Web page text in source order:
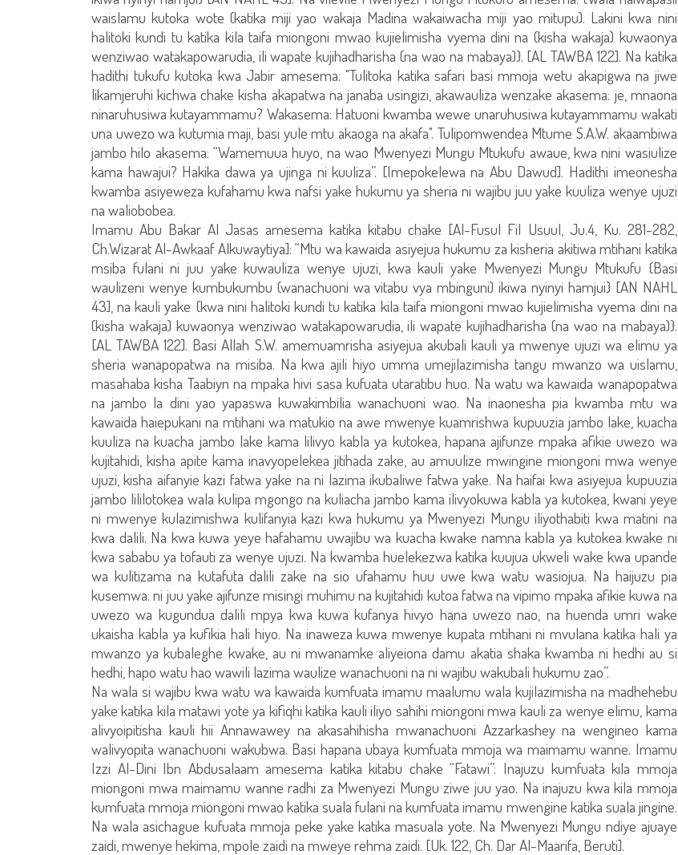
waislamu kutoka wote (katika miji yao wakaja Madina wakaiwacha miji yao mitupu). Lakini kwa nini
halitoki kundi tu katika kila taifa miongoni mwao kujielimisha vyema dini na (kisha wakaja) kuwaonya
wenziwao watakapowarudia, ili wapate kujihadharisha (na wao na mabaya)}. [AL TAWBA 122]. Na katika
hadithi tukufu kutoka kwa Jabir amesema: "Tulitoka katika safari basi mmoja wetu akapigwa na jiwe
likamjeruhi kichwa chake kisha akapatwa na janaba usingizi, akawauliza wenzake akasema: je, mnaona
ninaruhusiwa kutayammamu? Wakasema: Hatuoni kwamba wewe unaruhusiwa kutayammamu wakati
una uwezo wa kutumia maji, basi yule mtu akaoga na akafa". Tulipomwendea Mtume S.A.W. akaambiwa
jambo hilo akasema: “Wamemuua huyo, na wao Mwenyezi Mungu Mtukufu awaue, kwa nini wasiulize
kama hawajui? Hakika dawa ya ujinga ni kuuliza”. [Imepokelewa na Abu Dawud]. Hadithi imeonesha
kwamba asiyeweza kufahamu kwa nafsi yake hukumu ya sheria ni wajibu juu yake kuuliza wenye ujuzi
na waliobobea.
Imamu Abu Bakar Al Jasas amesema katika kitabu chake [Al-Fusul Fil Usuul, Ju.4, Ku. 281-282,
Ch.Wizarat Al-Awkaaf Alkuwaytiya]: “Mtu wa kawaida asiyejua hukumu za kisheria akitiwa mtihani katika
msiba fulani ni juu yake kuwauliza wenye ujuzi, kwa kauli yake Mwenyezi Mungu Mtukufu {Basi
waulizeni wenye kumbukumbu (wanachuoni wa vitabu vya mbinguni) ikiwa nyinyi hamjui} [AN NAHL
43], na kauli yake {kwa nini halitoki kundi tu katika kila taifa miongoni mwao kujielimisha vyema dini na
(kisha wakaja) kuwaonya wenziwao watakapowarudia, ili wapate kujihadharisha (na wao na mabaya)}.
[AL TAWBA 122]. Basi Allah S.W. amemuamrisha asiyejua akubali kauli ya mwenye ujuzi wa elimu ya
sheria wanapopatwa na misiba. Na kwa ajili hiyo umma umejilazimisha tangu mwanzo wa uislamu,
masahaba kisha Taabiyn na mpaka hivi sasa kufuata utaratibu huo. Na watu wa kawaida wanapopatwa
na jambo la dini yao yapaswa kuwakimbilia wanachuoni wao. Na inaonesha pia kwamba mtu wa
kawaida haiepukani na mtihani wa matukio na awe mwenye kuamrishwa kupuuzia jambo lake, kuacha
kuuliza na kuacha jambo lake kama lilivyo kabla ya kutokea, hapana ajifunze mpaka afikie uwezo wa
kujitahidi, kisha apite kama inavyopelekea jitihada zake, au amuulize mwingine miongoni mwa wenye
ujuzi, kisha aifanyie kazi fatwa yake na ni lazima ikubaliwe fatwa yake. Na haifai kwa asiyejua kupuuzia
jambo lililotokea wala kulipa mgongo na kuliacha jambo kama ilivyokuwa kabla ya kutokea, kwani yeye
ni mwenye kulazimishwa kulifanyia kazi kwa hukumu ya Mwenyezi Mungu iliyothabiti kwa matini na
kwa dalili. Na kwa kuwa yeye hafahamu uwajibu wa kuacha kwake namna kabla ya kutokea kwake ni
kwa sababu ya tofauti za wenye ujuzi. Na kwamba huelekezwa katika kuujua ukweli wake kwa upande
wa kulitizama na kutafuta dalili zake na sio ufahamu huu uwe kwa watu wasiojua. Na haijuzu pia
kusemwa: ni juu yake ajifunze misingi muhimu na kujitahidi kutoa fatwa na vipimo mpaka afikie kuwa na
uwezo wa kugundua dalili mpya kwa kuwa kufanya hivyo hana uwezo nao, na huenda umri wake
ukaisha kabla ya kufikia hali hiyo. Na inaweza kuwa mwenye kupata mtihani ni mvulana katika hali ya
mwanzo ya kubaleghe kwake, au ni mwanamke aliyeiona damu akatia shaka kwamba ni hedhi au si
hedhi, hapo watu hao wawili lazima waulize wanachuoni na ni wajibu wakubali hukumu zao”.
Na wala si wajibu kwa watu wa kawaida kumfuata imamu maalumu wala kujilazimisha na madhehebu
yake katika kila matawi yote ya kifiqhi katika kauli iliyo sahihi miongoni mwa kauli za wenye elimu, kama
alivyoipitisha kauli hii Annawawey na akasahihisha mwanachuoni Azzarkashey na wengineo kama
walivyopita wanachuoni wakubwa. Basi hapana ubaya kumfuata mmoja wa maimamu wanne. Imamu
Izzi Al-Dini Ibn Abdusalaam amesema katika kitabu chake “Fatawi”: Inajuzu kumfuata kila mmoja
miongoni mwa maimamu wanne radhi za Mwenyezi Mungu ziwe juu yao. Na inajuzu kwa kila mmoja
kumfuata mmoja miongoni mwao katika suala fulani na kumfuata imamu mwengine katika suala jingine.
Na wala asichague kufuata mmoja peke yake katika masuala yote. Na Mwenyezi Mungu ndiye ajuaye
zaidi, mwenye hekima, mpole zaidi na mweye rehma zaidi. [Uk. 122, Ch. Dar Al-Maarifa, Beruti].